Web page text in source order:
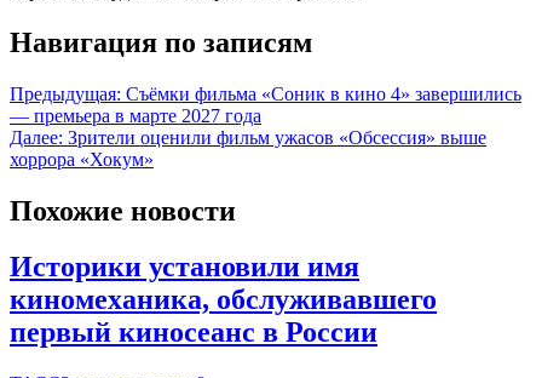
Навигация по записям
Предыдущая: Съёмки фильма «Соник в кино 4» завершились
— премьера в марте 2027 года
Далее: Зрители оценили фильм ужасов «Обсессия» выше
хоррора «Хокум»
Похожие новости
Историки установили имя
киномеханика, обслуживавшего
первый киносеанс в России